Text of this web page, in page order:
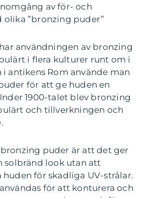
av för- och
olika ”bronzing puder”
användningen av bronzing
i flera kulturer runt om i
i antikens Rom använde man
för att ge huden en
1900-talet blev bronzing
och tillverkningen och
puder är att det ger
solbränd look utan att
huden för skadliga UV-strålar.
för att konturera och